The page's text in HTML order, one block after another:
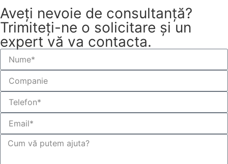
Aveți nevoie de consultanță?
Trimiteți-ne o solicitare și un
expert vă va contacta.